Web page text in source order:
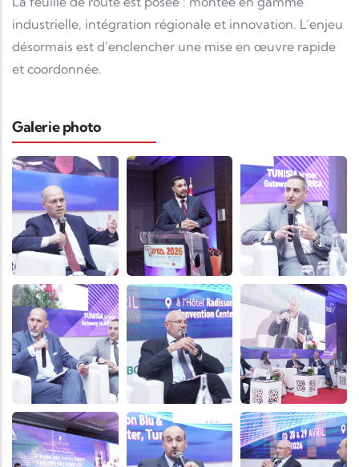
industrielle, intégration régionale et innovation. L’enjeu
désormais est d’enclencher une mise en œuvre rapide
et coordonnée.
Galerie photo